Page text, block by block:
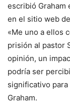
escribió Graham
en el sitio web
«Me uno a ellos
prisión al pastor
opinión, un
podría ser
significativo
Graham.